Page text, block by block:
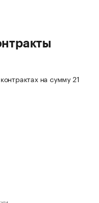
на сумму 21